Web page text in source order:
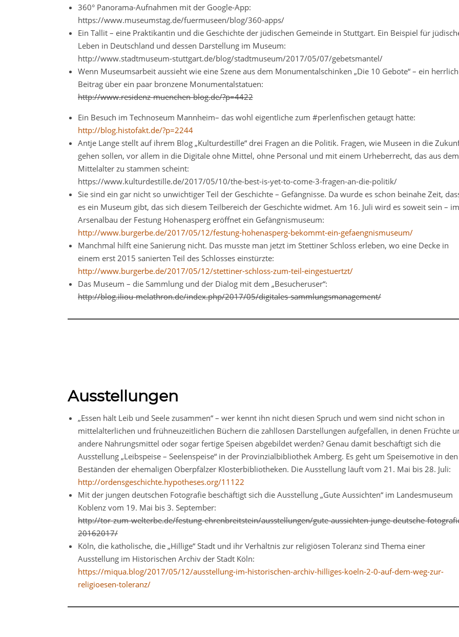
360° Panorama-Aufnahmen mit der Google-App:
https://www.museumstag.de/fuermuseen/blog/360-apps/
Ein Tallit – eine Praktikantin und die Geschichte der jüdischen Gemeinde in Stuttgart. Ein Beispiel für
Leben in Deutschland und dessen Darstellung im Museum:
http://www.stadtmuseum-stuttgart.de/blog/stadtmuseum/2017/05/07/gebetsmantel/
Wenn Museumsarbeit aussieht wie eine Szene aus dem Monumentalschinken „Die 10 Gebote“ – ein
Beitrag über ein paar bronzene Monumentalstatuen:
http://www.residenz-muenchen-blog.de/?p=4422
Ein Besuch im Technoseum Mannheim– das wohl eigentliche zum #perlenfischen getaugt hätte:
http://blog.histofakt.de/?p=2244
Antje Lange stellt auf ihrem Blog „Kulturdestille“ drei Fragen an die Politik. Fragen, wie Museen in die
gehen sollen, vor allem in die Digitale ohne Mittel, ohne Personal und mit einem Urheberrecht, das aus dem
Mittelalter zu stammen scheint:
https://www.kulturdestille.de/2017/05/10/the-best-is-yet-to-come-3-fragen-an-die-politik/
Sie sind ein gar nicht so unwichtiger Teil der Geschichte – Gefängnisse. Da wurde es schon beinahe Zeit,
es ein Museum gibt, das sich diesem Teilbereich der Geschichte widmet. Am 16. Juli wird es soweit sein – im
Arsenalbau der Festung Hohenasperg eröffnet ein Gefängnismuseum:
http://www.burgerbe.de/2017/05/12/festung-hohenasperg-bekommt-ein-gefaengnismuseum/
Manchmal hilft eine Sanierung nicht. Das musste man jetzt im Stettiner Schloss erleben, wo eine Decke in
einem erst 2015 sanierten Teil des Schlosses einstürzte:
http://www.burgerbe.de/2017/05/12/stettiner-schloss-zum-teil-eingestuertzt/
Das Museum – die Sammlung und der Dialog mit dem „Besucheruser“:
http://blog.iliou-melathron.de/index.php/2017/05/digitales-sammlungsmanagement/
Ausstellungen
„Essen hält Leib und Seele zusammen“ – wer kennt ihn nicht diesen Spruch und wem sind nicht schon in
mittelalterlichen und frühneuzeitlichen Büchern die zahllosen Darstellungen aufgefallen, in denen Früchte
andere Nahrungsmittel oder sogar fertige Speisen abgebildet werden? Genau damit beschäftigt sich die
Ausstellung „Leibspeise – Seelenspeise“ in der Provinzialbibliothek Amberg. Es geht um Speisemotive in den
Beständen der ehemaligen Oberpfälzer Klosterbibliotheken. Die Ausstellung läuft vom 21. Mai bis 28. Juli:
http://ordensgeschichte.hypotheses.org/11122
Mit der jungen deutschen Fotografie beschäftigt sich die Ausstellung „Gute Aussichten“ im Landesmuseum
Koblenz vom 19. Mai bis 3. September:
http://tor-zum-welterbe.de/festung-ehrenbreitstein/ausstellungen/gute-aussichten-junge-deutsche-
20162017/
Köln, die katholische, die „Hillige“ Stadt und ihr Verhältnis zur religiösen Toleranz sind Thema einer
Ausstellung im Historischen Archiv der Stadt Köln:
https://miqua.blog/2017/05/12/ausstellung-im-historischen-archiv-hilliges-koeln-2-0-auf-dem-weg-zur-
religioesen-toleranz/